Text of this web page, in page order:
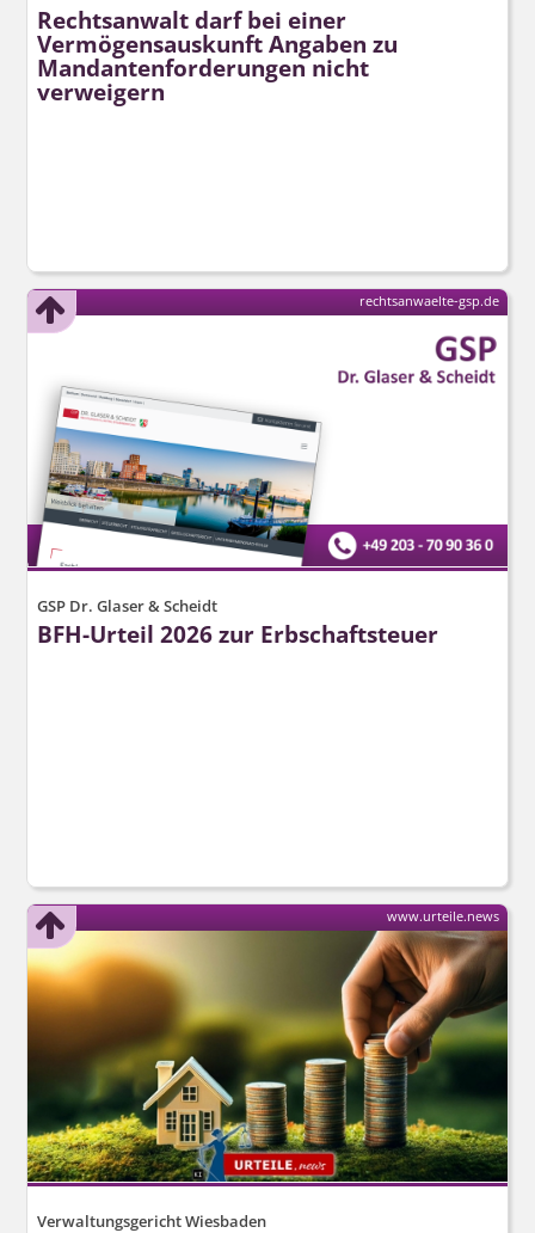
Rechtsanwalt darf bei einer
Vermögensauskunft Angaben zu
Mandanten­forderungen nicht
verweigern
GSP Dr. Glaser & Scheidt
BFH-Urteil 2026 zur Erbschaftsteuer
rechtsanwaelte-gsp.de
Verwaltungsgericht Wiesbaden
www.urteile.news